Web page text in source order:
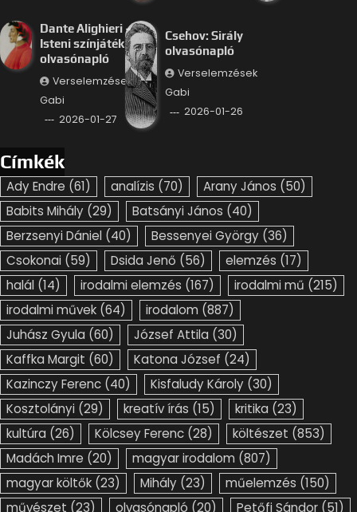
Dante Alighieri –
Isteni színjáték
olvasónapló
Verselemzések
Gabi
2026-01-27
Csehov: Sirály
olvasónapló
Verselemzések
Gabi
2026-01-26
Címkék
Ady Endre (61) analízis (70) Arany János (50)
Babits Mihály (29) Batsányi János (40)
Berzsenyi Dániel (40) Bessenyei György (36)
Csokonai (59) Dsida Jenő (56) elemzés (17)
halál (14) irodalmi elemzés (167) irodalmi mű (215)
irodalmi művek (64) irodalom (887)
Juhász Gyula (60) József Attila (30)
Kaffka Margit (60) Katona József (24)
Kazinczy Ferenc (40) Kisfaludy Károly (30)
Kosztolányi (29) kreatív írás (15) kritika (23)
kultúra (26) Kölcsey Ferenc (28) költészet (853)
Madách Imre (20) magyar irodalom (807)
magyar költők (23) Mihály (23) műelemzés (150)
művészet (23) olvasónapló (20) Petőfi Sándor (51)